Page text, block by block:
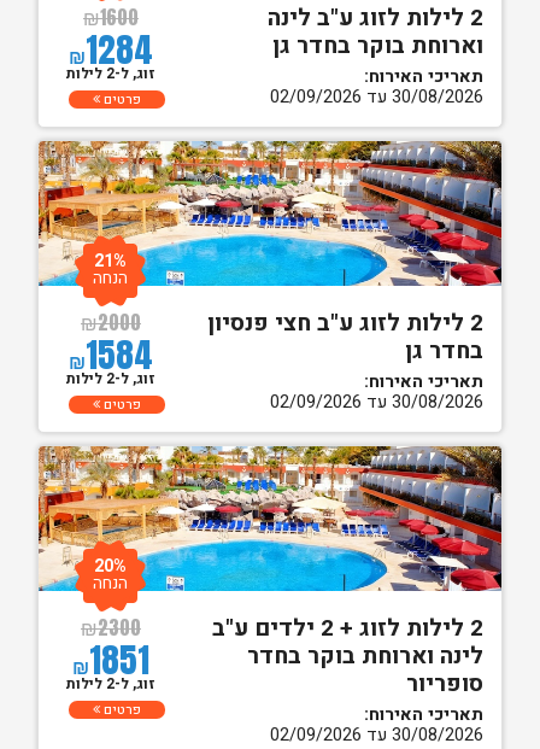
2 לילות לזוג ע"ב לינה
וארוחת בוקר בחדר גן
תאריכי האירוח:
30/08/2026 עד 02/09/2026
₪1600
₪1284
זוג, ל-2 לילות
פרטים
2 לילות לזוג ע"ב חצי פנסיון
בחדר גן
תאריכי האירוח:
30/08/2026 עד 02/09/2026
₪2000
₪1584
21%
הנחה
זוג, ל-2 לילות
פרטים
2 לילות לזוג + 2 ילדים ע"ב
לינה וארוחת בוקר בחדר
סופריור
תאריכי האירוח:
30/08/2026 עד 02/09/2026
₪2300
₪1851
20%
הנחה
זוג, ל-2 לילות
פרטים